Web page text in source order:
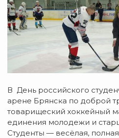
В День российского
арене Брянска по доброй
товарищеский хоккейный
единения молодежи и
Студенты — весёлая,